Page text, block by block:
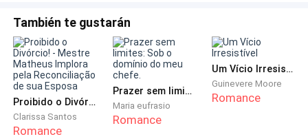
Não era dor.
Não era mágoa.
Era sede de vingança.
También te gustarán
Proibido o Divórcio! - Mestre Matheus Implora pela Reconciliação de sua Esposa
Clarissa Santos
Romance
Prazer sem limites: Sob o domínio do meu chefe.
Maria eufrasio
Romance
Um Vício Irresistível
Guinevere Moore
Romance